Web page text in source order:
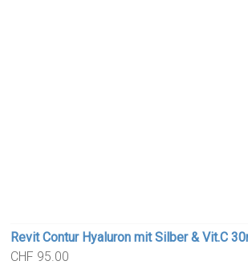
Revit Contur Hyaluron mit Silber & Vit.C
CHF 95.00